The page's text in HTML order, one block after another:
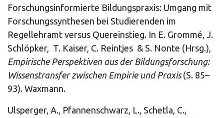
Forschungsinformierte Bildungspraxis: Umgang mit
Forschungssynthesen bei Studierenden im
Regellehramt versus Quereinstieg. In E. Grommé, J.
Schlöpker, T. Kaiser, C. Reintjes & S. Nonte (Hrsg.),
Empirische Perspektiven aus der Bildungsforschung:
Wissenstransfer zwischen Empirie und Praxis(S. 85–
93). Waxmann.
Ulsperger, A., Pfannenschwarz, L., Schetla, C.,